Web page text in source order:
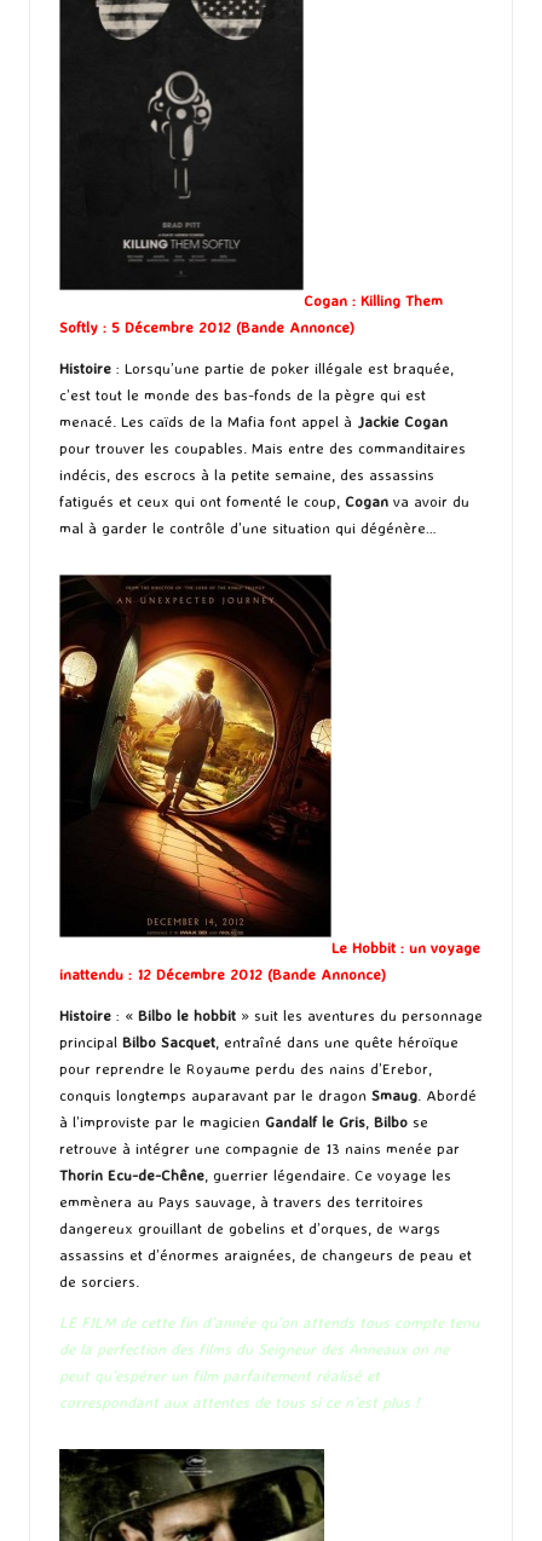
Cogan : Killing Them
Softly : 5 Décembre 2012 (Bande Annonce)
Histoire : Lorsqu’une partie de poker illégale est braquée,
c’est tout le monde des bas-fonds de la pègre qui est
menacé. Les caïds de la Mafia font appel à Jackie Cogan
pour trouver les coupables. Mais entre des commanditaires
indécis, des escrocs à la petite semaine, des assassins
fatigués et ceux qui ont fomenté le coup, Cogan va avoir du
mal à garder le contrôle d’une situation qui dégénère…
Le Hobbit : un voyage
inattendu : 12 Décembre 2012 (Bande Annonce)
Histoire : « Bilbo le hobbit » suit les aventures du personnage
principal Bilbo Sacquet , entraîné dans une quête héroïque
pour reprendre le Royaume perdu des nains d’Erebor,
conquis longtemps auparavant par le dragon Smaug . Abordé
à l’improviste par le magicien Gandalf le Gris Bilbo se
retrouve à intégrer une compagnie de 13 nains menée par
Thorin Ecu-de-Chêne , guerrier légendaire. Ce voyage les
emmènera au Pays sauvage, à travers des territoires
dangereux grouillant de gobelins et d’orques, de wargs
assassins et d’énormes araignées, de changeurs de peau et
de sorciers.
LE FILM de cette fin d’année qu’on attends tous compte tenu
de la perfection des films du Seigneur des Anneaux on ne
peut qu’espérer un film parfaitement réalisé et
correspondant aux attentes de tous si ce n’est plus !